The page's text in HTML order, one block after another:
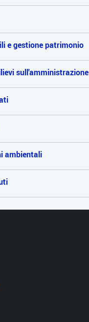
e gestione patrimonio
sull'amministrazione
ambientali